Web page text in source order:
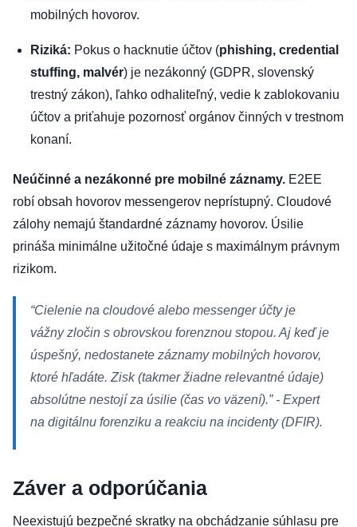
mobilných hovorov.
Riziká: Pokus o hacknutie účtov (phishing, credential
stuffing, malvér) je nezákonný (GDPR, slovenský
trestný zákon), ľahko odhaliteľný, vedie k zablokovaniu
účtov a priťahuje pozornosť orgánov činných v trestnom
konaní.
Neúčinné a nezákonné pre mobilné záznamy. E2EE
robí obsah hovorov messengerov neprístupný. Cloudové
zálohy nemajú štandardné záznamy hovorov. Úsilie
prináša minimálne užitočné údaje s maximálnym právnym
rizikom.
“Cielenie na cloudové alebo messenger účty je
vážny zločin s obrovskou forenznou stopou. Aj keď je
úspešný, nedostanete záznamy mobilných hovorov,
ktoré hľadáte. Zisk (takmer žiadne relevantné údaje)
absolútne nestojí za úsilie (čas vo väzení).”- Expert
na digitálnu forenziku a reakciu na incidenty (DFIR).
Záver a odporúčania
Neexistujú bezpečné skratky na obchádzanie súhlasu pre